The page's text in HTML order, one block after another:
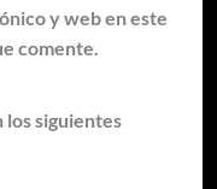
y web en este
comente.
siguientes